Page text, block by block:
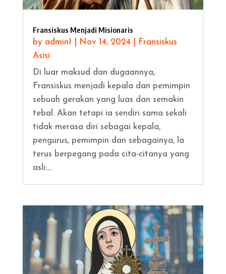
Fransiskus Menjadi Misionaris
by admin1 Nov 14, 2024|
Fransiskus
Asisi
Di luar maksud dan dugaannya,
Fransiskus menjadi kepala dan pemimpin
sebuah gerakan yang luas dan semakin
tebal. Akan tetapi ia sendiri sama sekali
tidak merasa diri sebagai kepala,
pengurus, pemimpin dan sebagainya, la
terus berpegang pada cita-citanya yang
asli:...